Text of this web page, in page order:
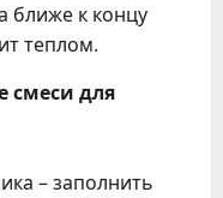
ближе к концу
теплом.
смеси для
– заполнить